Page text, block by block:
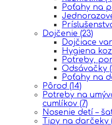
Poťahy na
Dojčenie (23)
Dojčiace
Hygiena
Potreby,
Odsávačky
Poťahy na
Pôrod (14)
Potreby na
cumlíkov (7)
Nosenie detí –
Tipy na darčeky